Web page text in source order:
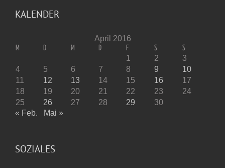
KALENDER
April 2016
M D M D F S S
1 2
3
4
5 6 7 8 9
10
11
12 13 14 15 16
17
18
19 20 21 22 23
24
25
26 27 28 29
30
« Feb.
Mai »
SOZIALES